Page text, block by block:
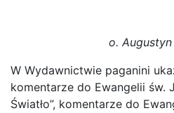
o. Augustyn
W Wydawnictwie paganini
komentarze do Ewangelii św.
Światło”, komentarze do